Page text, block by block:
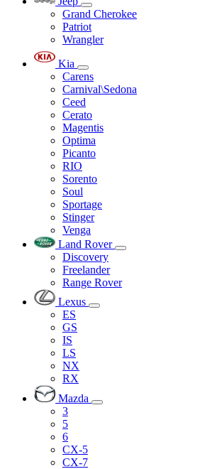
Grand Cherokee
Patriot
Wrangler
Kia
Carens
Carnival\Sedona
Ceed
Cerato
Magentis
Optima
Picanto
RIO
Sorento
Soul
Sportage
Stinger
Venga
Land Rover
Discovery
Freelander
Range Rover
Lexus
ES
GS
IS
LS
NX
RX
Mazda
3
5
6
CX-5
CX-7